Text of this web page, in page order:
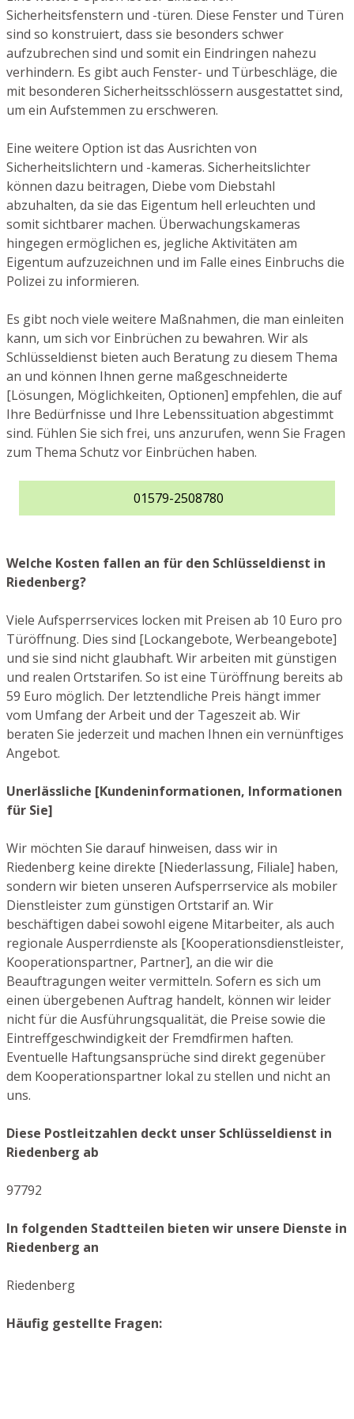
Sicherheitsfenstern und -türen. Diese Fenster und Türen
sind so konstruiert, dass sie besonders schwer
aufzubrechen sind und somit ein Eindringen nahezu
verhindern. Es gibt auch Fenster- und Türbeschläge, die
mit besonderen Sicherheitsschlössern ausgestattet sind,
um ein Aufstemmen zu erschweren.
Eine weitere Option ist das Ausrichten von
Sicherheitslichtern und -kameras. Sicherheitslichter
können dazu beitragen, Diebe vom Diebstahl
abzuhalten, da sie das Eigentum hell erleuchten und
somit sichtbarer machen. Überwachungskameras
hingegen ermöglichen es, jegliche Aktivitäten am
Eigentum aufzuzeichnen und im Falle eines Einbruchs die
Polizei zu informieren.
Es gibt noch viele weitere Maßnahmen, die man einleiten
kann, um sich vor Einbrüchen zu bewahren. Wir als
Schlüsseldienst bieten auch Beratung zu diesem Thema
an und können Ihnen gerne maßgeschneiderte
[Lösungen, Möglichkeiten, Optionen] empfehlen, die auf
Ihre Bedürfnisse und Ihre Lebenssituation abgestimmt
sind. Fühlen Sie sich frei, uns anzurufen, wenn Sie Fragen
zum Thema Schutz vor Einbrüchen haben.
01579-2508780
Welche Kosten fallen an für den Schlüsseldienst in
Riedenberg?
Viele Aufsperrservices locken mit Preisen ab 10 Euro pro
Türöffnung. Dies sind [Lockangebote, Werbeangebote]
und sie sind nicht glaubhaft. Wir arbeiten mit günstigen
und realen Ortstarifen. So ist eine Türöffnung bereits ab
59 Euro möglich. Der letztendliche Preis hängt immer
vom Umfang der Arbeit und der Tageszeit ab. Wir
beraten Sie jederzeit und machen Ihnen ein vernünftiges
Angebot.
Unerlässliche [Kundeninformationen, Informationen
für Sie]
Wir möchten Sie darauf hinweisen, dass wir in
Riedenberg keine direkte [Niederlassung, Filiale] haben,
sondern wir bieten unseren Aufsperrservice als mobiler
Dienstleister zum günstigen Ortstarif an. Wir
beschäftigen dabei sowohl eigene Mitarbeiter, als auch
regionale Ausperrdienste als [Kooperationsdienstleister,
Kooperationspartner, Partner], an die wir die
Beauftragungen weiter vermitteln. Sofern es sich um
einen übergebenen Auftrag handelt, können wir leider
nicht für die Ausführungsqualität, die Preise sowie die
Eintreffgeschwindigkeit der Fremdfirmen haften.
Eventuelle Haftungsansprüche sind direkt gegenüber
dem Kooperationspartner lokal zu stellen und nicht an
uns.
Diese Postleitzahlen deckt unser Schlüsseldienst in
Riedenberg ab
97792
In folgenden Stadtteilen bieten wir unsere Dienste in
Riedenberg an
Riedenberg
Häufig gestellte Fragen: